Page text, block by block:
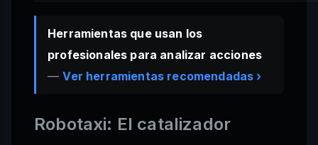
Herramientas que usan los
profesionales para analizar acciones
—Ver herramientas recomendadas ›
Robotaxi: El catalizador